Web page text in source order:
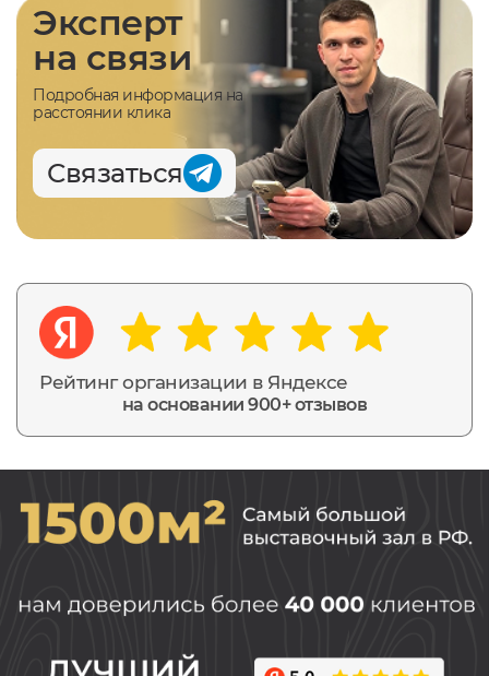
Рейтинг организации в Яндексе
на основании 900+ отзывов
Эксперт
на связи
Подробная информация на
расстоянии клика
Связаться